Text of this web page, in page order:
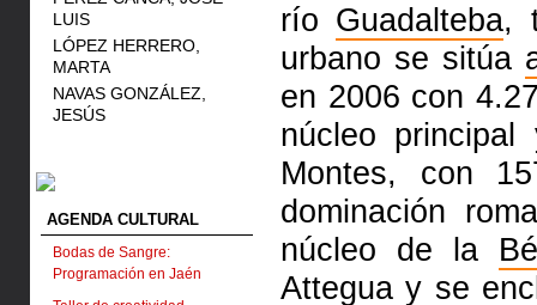
LUIS
LÓPEZ HERRERO,
MARTA
NAVAS GONZÁLEZ,
JESÚS
AGENDA CULTURAL
Bodas de Sangre:
Programación en Jaén
río Guadalteba,
urbano se sitúa
en 2006 con
núcleo
Montes, con
dominación
núcleo de la
Atteguay se